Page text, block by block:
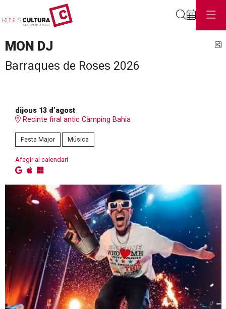
MON DJ
Barraques de Roses 2026
dijous 13 d’agost
Recinte firal antic Càmping Bahia
Festa Major Música
Afegir al calendari